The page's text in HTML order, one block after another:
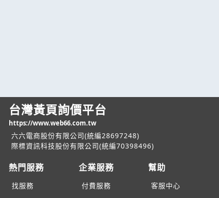
台灣黃頁詢價平台
https://www.web66.com.tw
六六電商股份有限公司(統編28697248)
際標資訊科技股份有限公司(統編70398496)
熱門服務
找服務
企業服務
付費服務
幫助
客服中心